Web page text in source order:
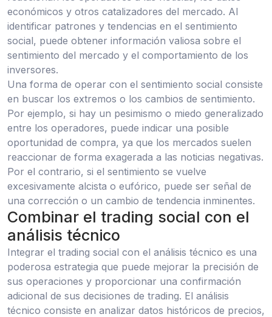
económicos y otros catalizadores del mercado. Al
identificar patrones y tendencias en el sentimiento
social, puede obtener información valiosa sobre el
sentimiento del mercado y el comportamiento de los
inversores.
Una forma de operar con el sentimiento social consiste
en buscar los extremos o los cambios de sentimiento.
Por ejemplo, si hay un pesimismo o miedo generalizado
entre los operadores, puede indicar una posible
oportunidad de compra, ya que los mercados suelen
reaccionar de forma exagerada a las noticias negativas.
Por el contrario, si el sentimiento se vuelve
excesivamente alcista o eufórico, puede ser señal de
una corrección o un cambio de tendencia inminentes.
Combinar el trading social con el
análisis técnico
Integrar el trading social con el análisis técnico es una
poderosa estrategia que puede mejorar la precisión de
sus operaciones y proporcionar una confirmación
adicional de sus decisiones de trading. El análisis
técnico consiste en analizar datos históricos de precios,